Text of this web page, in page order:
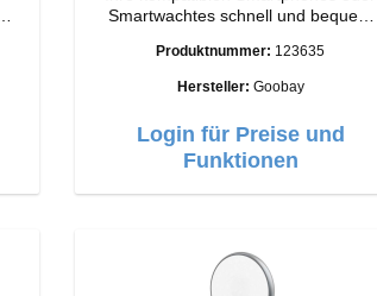
Smartwachtes schnell und bequem
Farbe: Schwarz
Produktnummer: 123635
Hersteller: Goobay
Login für Preise und
Funktionen